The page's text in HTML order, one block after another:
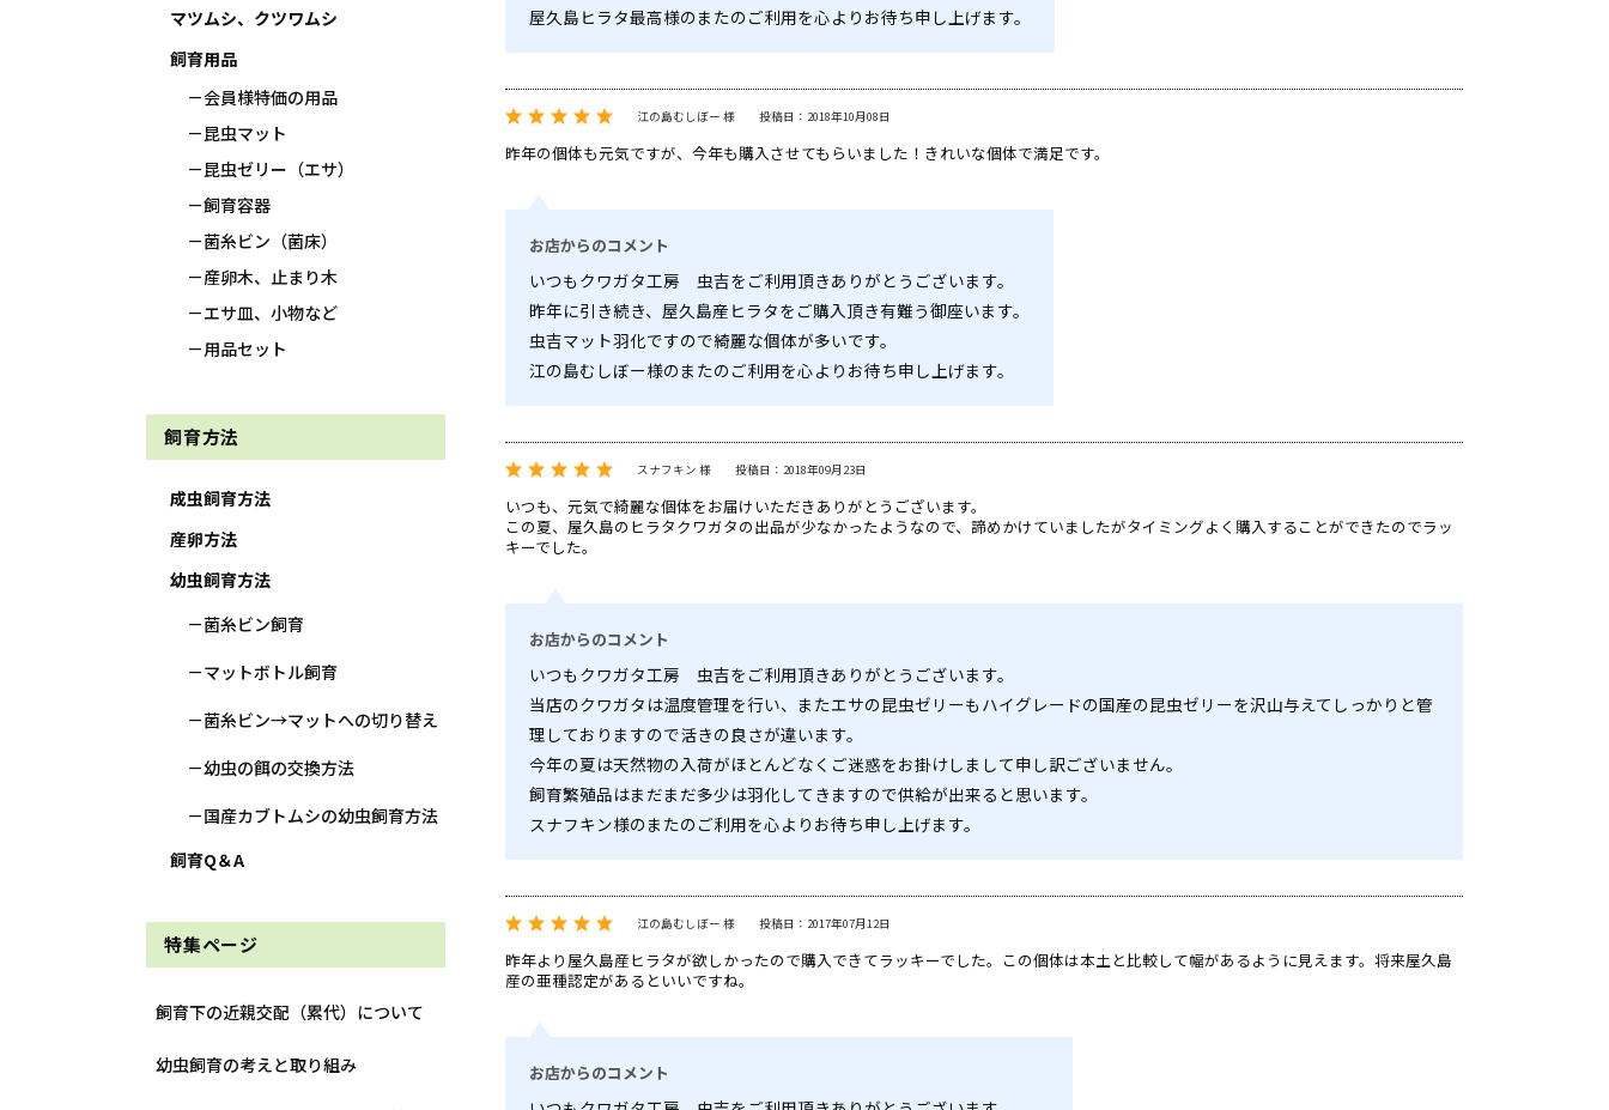
屋久島ヒラタ最高様のまたのご利用を心よりお待ち申し上げます。
江の島むしぼー 様 投稿日：2018年10月08日
昨年の個体も元気ですが、今年も購入させてもらいました！きれいな個体で満足です。
お店からのコメント
いつもクワガタ工房 虫吉をご利用頂きありがとうございます。
昨年に引き続き、屋久島産ヒラタをご購入頂き有難う御座います。
虫吉マット羽化ですので綺麗な個体が多いです。
江の島むしぼー様のまたのご利用を心よりお待ち申し上げます。
スナフキン 様 投稿日：2018年09月23日
いつも、元気で綺麗な個体をお届けいただきありがとうございます。
この夏、屋久島のヒラタクワガタの出品が少なかったようなので、諦めかけていましたがタイミングよく購入することができたのでラッ
キーでした。
お店からのコメント
いつもクワガタ工房 虫吉をご利用頂きありがとうございます。
当店のクワガタは温度管理を行い、またエサの昆虫ゼリーもハイグレードの国産の昆虫ゼリーを沢山与えてしっかりと管
理しておりますので活きの良さが違います。
今年の夏は天然物の入荷がほとんどなくご迷惑をお掛けしまして申し訳ございません。
飼育繁殖品はまだまだ多少は羽化してきますので供給が出来ると思います。
スナフキン様のまたのご利用を心よりお待ち申し上げます。
江の島むしぼー 様 投稿日：2017年07月12日
昨年より屋久島産ヒラタが欲しかったので購入できてラッキーでした。この個体は本土と比較して幅があるように見えます。将来屋久島
産の亜種認定があるといいですね。
お店からのコメント
マツムシ、クツワムシ
飼育用品
会員様特価の用品
昆虫マット
昆虫ゼリー（エサ）
飼育容器
菌糸ビン（菌床）
産卵木、止まり木
エサ皿、小物など
用品セット
飼育方法
成虫飼育方法
産卵方法
幼虫飼育方法
菌糸ビン飼育
マットボトル飼育
菌糸ビン→マットへの切り替え
幼虫の餌の交換方法
国産カブトムシの幼虫飼育方法
飼育Q＆A
特集ページ
飼育下の近親交配（累代）について
幼虫飼育の考えと取り組み